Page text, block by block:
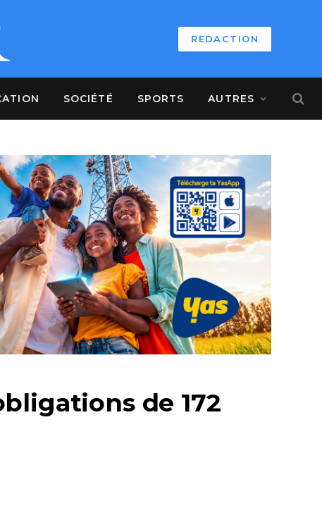
REDACTION
SOCIÉTÉ SPORTS AUTRES
de 172